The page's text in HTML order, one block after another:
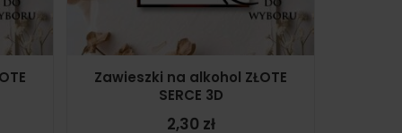
Zawieszki na alkohol ZŁOTE
SERCE 3D
2,30 zł